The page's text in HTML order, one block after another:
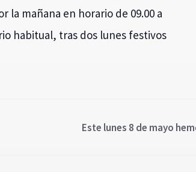
la mañana en horario de 09.00 a
habitual, tras dos lunes festivos
Este lunes 8 de mayo